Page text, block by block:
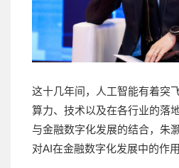
这十几年间，人工智能有着突
算力、技术以及在各行业的落
与金融数字化发展的结合，朱
对AI在金融数字化发展中的作用